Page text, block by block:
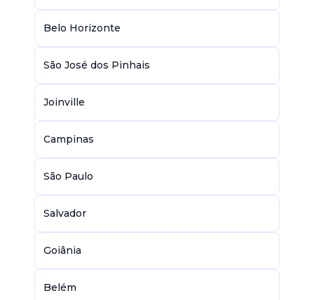
Belo Horizonte
São José dos Pinhais
Joinville
Campinas
São Paulo
Salvador
Goiânia
Belém